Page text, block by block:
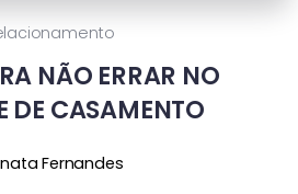
NÃO ERRAR NO
DE CASAMENTO
Fernandes